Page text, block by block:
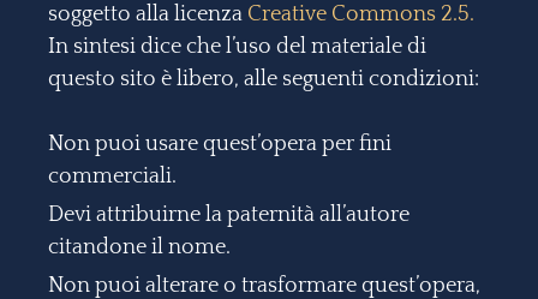
soggetto alla licenza Creative Commons 2.5.
In sintesi dice che l’uso del materiale di
questo sito è libero, alle seguenti condizioni:
Non puoi usare quest’opera per fini
commerciali.
Devi attribuirne la paternità all’autore
citandone il nome.
Non puoi alterare o trasformare quest’opera,